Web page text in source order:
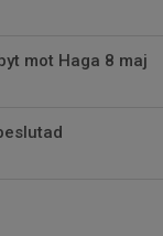
mot Haga 8 maj